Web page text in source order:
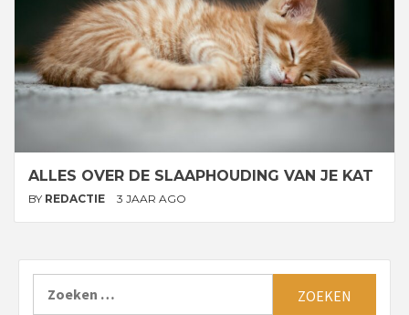
ALLES OVER DE SLAAPHOUDING VAN JE KAT
BY REDACTIE 3 JAAR AGO
naar: